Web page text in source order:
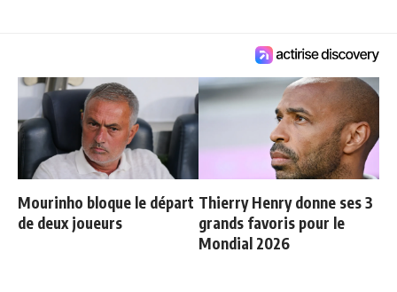
Mourinho bloque le départ
de deux joueurs
Thierry Henry donne ses 3
grands favoris pour le
Mondial 2026